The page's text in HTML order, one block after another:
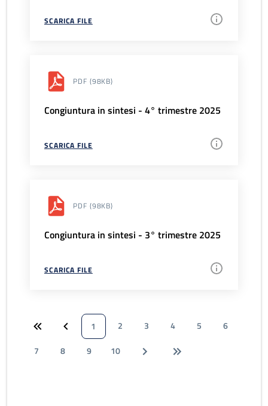
SCARICA FILE
PDF (98KB)
Congiuntura in sintesi - 4° trimestre 2025
SCARICA FILE
PDF (98KB)
Congiuntura in sintesi - 3° trimestre 2025
SCARICA FILE
1 2 3 4 5
6
7
8 9 10